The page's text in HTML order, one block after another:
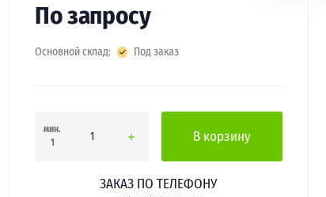
По запросу
Основной склад: Под заказ
мин.
1
В корзину
ЗАКАЗ ПО ТЕЛЕФОНУ